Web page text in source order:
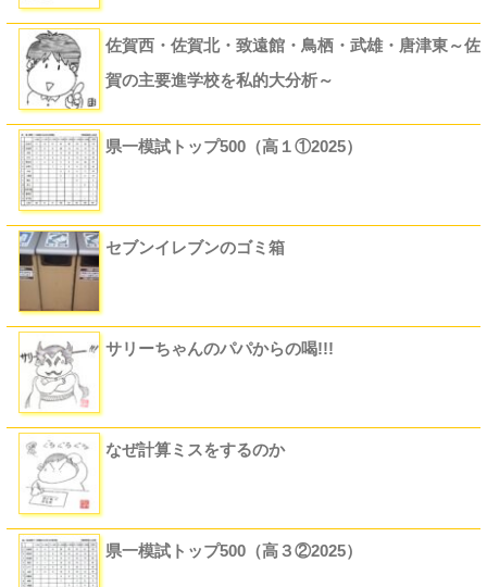
佐賀西・佐賀北・致遠館・鳥栖・武雄・唐津東～佐
賀の主要進学校を私的大分析～
県一模試トップ500（高１①2025）
セブンイレブンのゴミ箱
サリーちゃんのパパからの喝!!!
なぜ計算ミスをするのか
県一模試トップ500（高３②2025）